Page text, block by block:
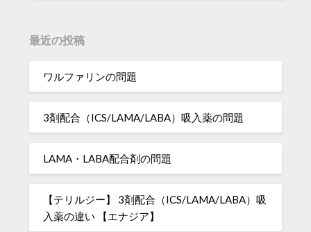
最近の投稿
ワルファリンの問題
3剤配合（ICS/LAMA/LABA）吸入薬の問題
LAMA・LABA配合剤の問題
【テリルジー】 3剤配合（ICS/LAMA/LABA）吸
入薬の違い 【エナジア】